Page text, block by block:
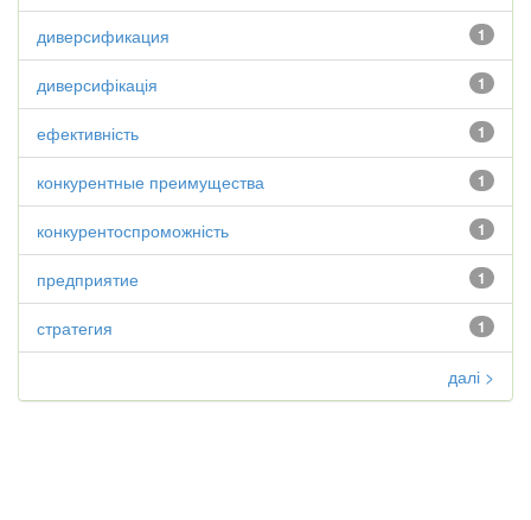
1
диверсификация
1
диверсифікація
1
ефективність
1
конкурентные преимущества
1
конкурентоспроможність
1
предприятие
1
стратегия
далі >